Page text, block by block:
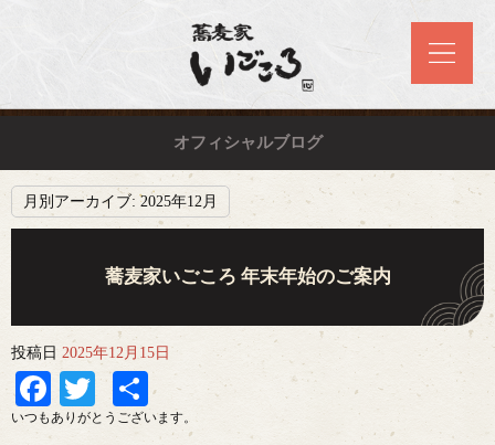
オフィシャルブログ
月別アーカイブ:2025年12月
蕎麦家いごころ 年末年始のご案内
投稿日 2025年12月15日
Facebook
Twitter
共
有
いつもありがとうございます。